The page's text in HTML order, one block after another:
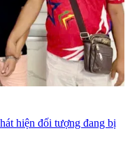
hiện đối tượng đang bị